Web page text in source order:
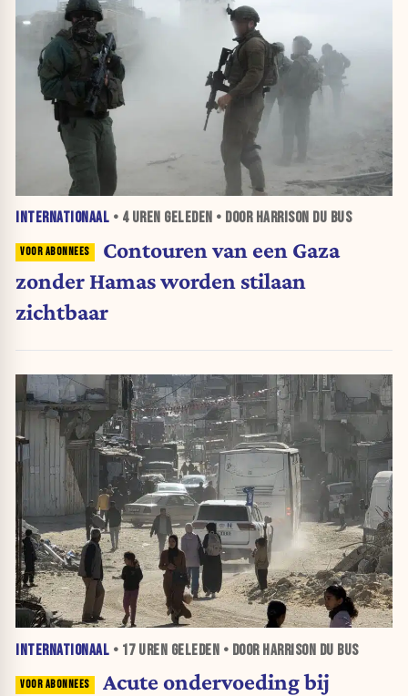
INTERNATIONAAL • 4 UREN GELEDEN • DOOR HARRISON DU BUS
Contouren van een Gaza
zonder Hamas worden stilaan
zichtbaar
INTERNATIONAAL • 17 UREN GELEDEN • DOOR HARRISON DU BUS
Acute ondervoeding bij